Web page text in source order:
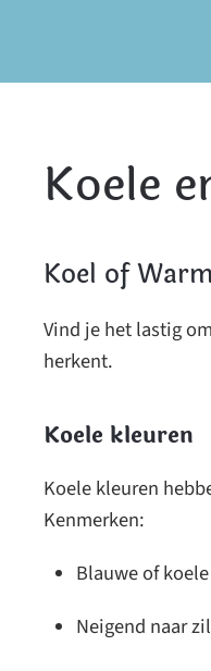
Koele
Koel of
Vind je het lastig
herkent.
Koele kleuren
Koele kleuren
Kenmerken:
Blauwe of
Neigend naar